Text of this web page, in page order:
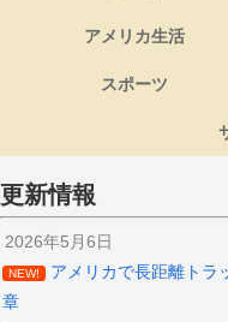
アメリカ生活
スポーツ
更新情報
2026年5月6日
NEW!
アメリカで長距離トラ
章